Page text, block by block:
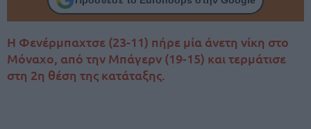
Η Φενέρμπαχτσε (23-11) πήρε μία άνετη νίκη στο
Μόναχο, από την Μπάγερν (19-15) και τερμάτισε
στη 2η θέση της κατάταξης.